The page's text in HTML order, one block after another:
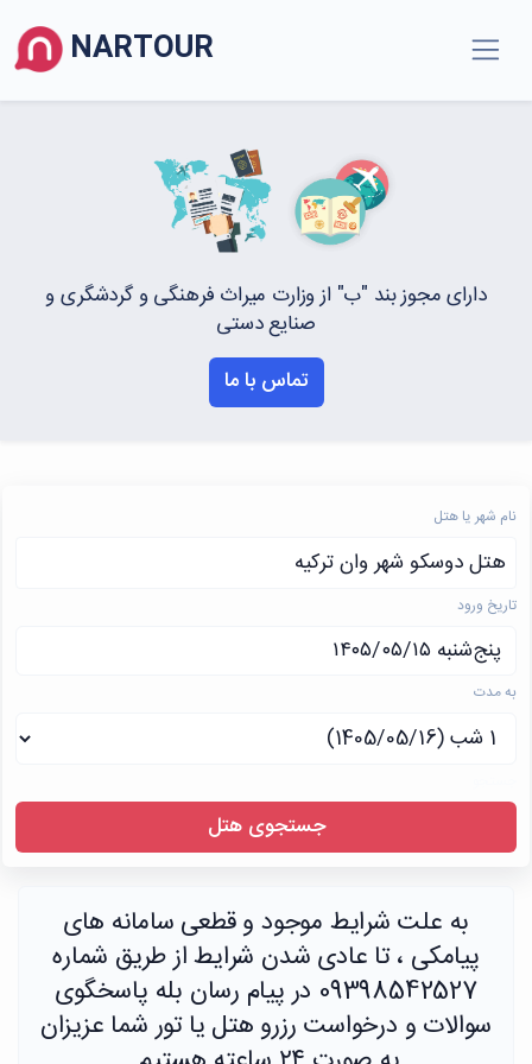
NARTOUR
دارای مجوز بند "ب" از وزارت میراث فرهنگی و گردشگری و
صنایع دستی
تماس با ما
جستجوی هتل
به مدت
تاریخ ورود
نام شهر یا هتل
هتل دوسکو شهر وان ترکیه
به علت شرایط موجود و قطعی سامانه های
پیامکی ، تا عادی شدن شرایط از طریق شماره
09398542527 در پیام رسان بله پاسخگوی
سوالات و درخواست رزرو هتل یا تور شما عزیزان